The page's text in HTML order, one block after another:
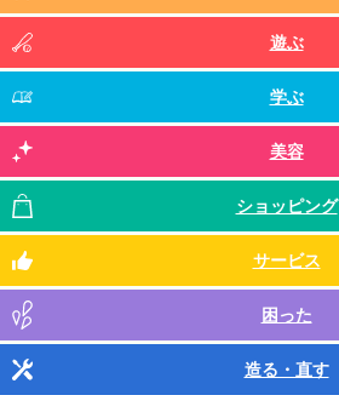
遊ぶ
学ぶ
美容
ショッピング
サービス
困った
造る・直す